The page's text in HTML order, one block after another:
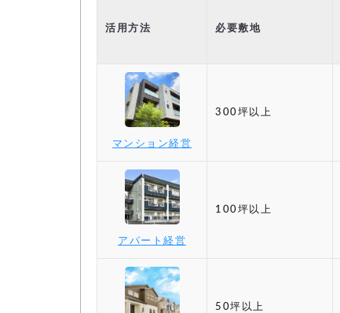
活用方法 必要敷地
マンション経営
300坪以上
アパート経営
100坪以上
50坪以上